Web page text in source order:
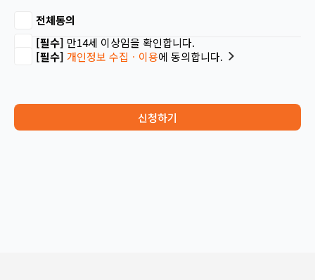
전체동의
[필수] 만14세 이상임을 확인합니다.
[필수] 개인정보 수집ㆍ이용에 동의합니다.
신청하기